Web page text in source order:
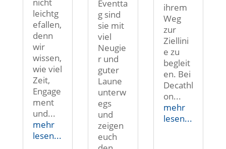
nicht
leichtg
efallen,
denn
wir
wissen,
wie viel
Zeit,
Engage
ment
und...
mehr
lesen...
Eventta
g sind
sie mit
viel
Neugie
r und
guter
Laune
unterw
egs
und
zeigen
euch
ihrem
Weg
zur
Ziellini
e zu
begleit
en. Bei
Decathl
on...
mehr
lesen...